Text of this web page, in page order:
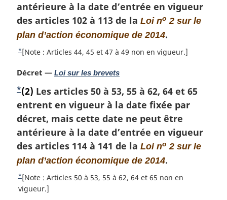
r
g
i
n
l
:
e
d
e
b
s
d
e
p
a
g
e
antérieure à la date d’entrée en vigueur
des articles 102 à 113 de la Loi no 2 sur le
plan d’action économique de 2014.
R
t
o
u
r
à
l
a
r
é
f
é
*[Note : Articles 44, 45 et 47 à 49 non en vigueur.]
N
t
e
m
r
g
i
n
Décret — Loi sur les brevets
N
o
t
e
d
e
b
a
*(2) Les articles 50 à 53, 55 à 62, 64 et 65
entrent en vigueur à la date fixée par
décret, mais cette date ne peut être
antérieure à la date d’entrée en vigueur
des articles 114 à 141 de la Loi no 2 sur le
plan d’action économique de 2014.
R
e
*[Note : Articles 50 à 53, 55 à 62, 64 et 65 non en
vigueur.]